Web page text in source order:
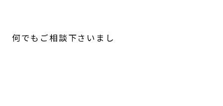
何でもご相談下さいまし